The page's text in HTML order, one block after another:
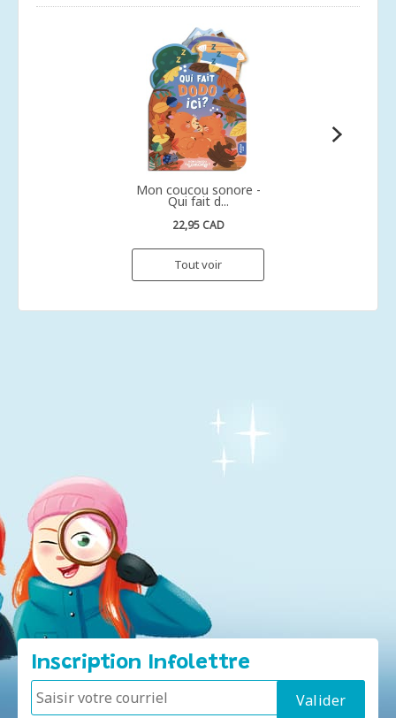
Mon coucou sonore -
Qui fait d...
22,95 CAD
Tout voir
Inscription Infolettre